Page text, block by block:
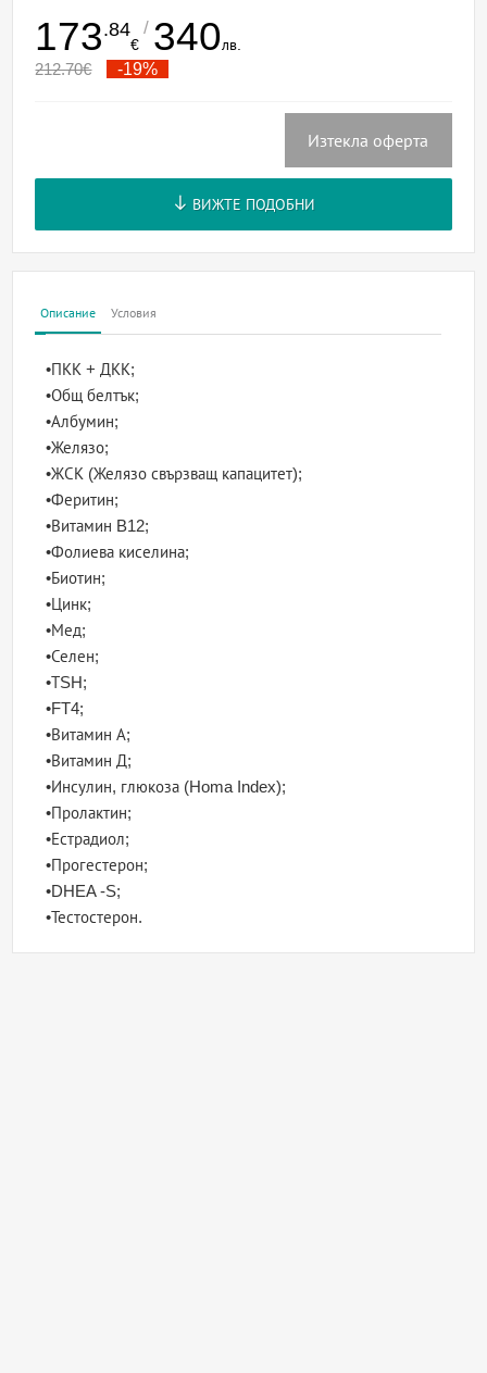
173.84
€
/ 340лв.
212.70€ -19%
Изтекла оферта
ВИЖТЕ ПОДОБНИ
Описание Условия
•ПКК + ДКК;
•Общ белтък;
•Албумин;
•Желязо;
•ЖСК (Желязо свързващ капацитет);
•Феритин;
•Витамин B12;
•Фолиева киселина;
•Биотин;
•Цинк;
•Мед;
•Селен;
•ТSH;
•FT4;
•Витамин А;
•Витамин Д;
•Инсулин, глюкоза (Homa Index);
•Пролактин;
•Естрадиол;
•Прогестерон;
•DHEA -S;
•Тестостерон.